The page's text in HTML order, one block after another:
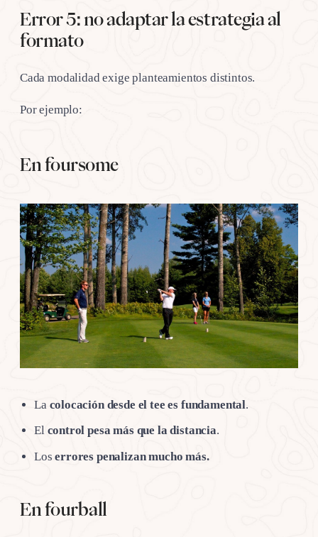
Error 5: no adaptar la estrategia al
formato
Cada modalidad exige planteamientos distintos.
Por ejemplo:
En foursome
La colocación desde el tee es fundamental.
El control pesa más que la distancia.
Los errores penalizan mucho más.
En fourball